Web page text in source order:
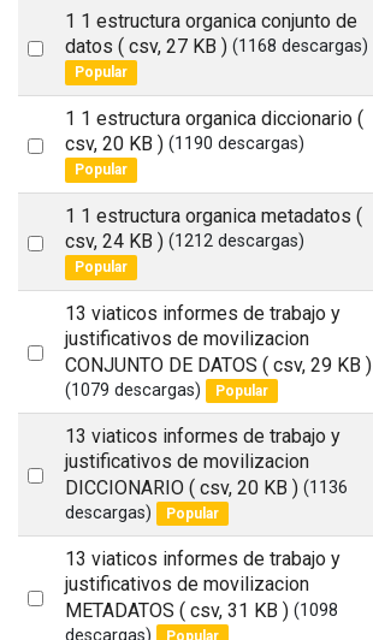
Select
1 1 estructura organica conjunto de
datos ( csv, 27 KB ) (1168 descargas)
Popular
Select
1 1 estructura organica diccionario (
csv, 20 KB ) (1190 descargas)
Popular
Select
1 1 estructura organica metadatos (
csv, 24 KB ) (1212 descargas)
Popular
Select
item
13 viaticos informes de trabajo y
justificativos de movilizacion
CONJUNTO DE DATOS ( csv, 29 KB )
(1079 descargas) Popular
Select
item
13 viaticos informes de trabajo y
justificativos de movilizacion
DICCIONARIO ( csv, 20 KB ) (1136
descargas)
Popular
Select
13 viaticos informes de trabajo y
justificativos de movilizacion
METADATOS ( csv, 31 KB ) (1098
descargas)
Popular